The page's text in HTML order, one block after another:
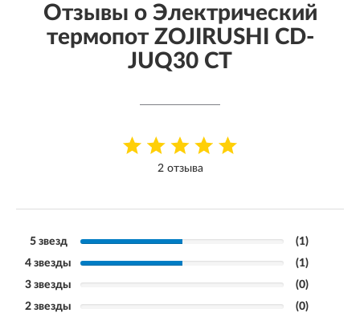
Отзывы о Электрический
термопот ZOJIRUSHI CD-
JUQ30 CT
2 отзыва
5 звезд
(1)
4 звезды
(1)
3 звезды
(0)
2 звезды
(0)